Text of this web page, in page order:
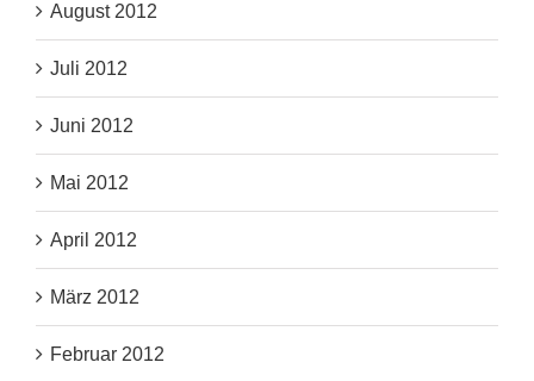
August 2012
Juli 2012
Juni 2012
Mai 2012
April 2012
März 2012
Februar 2012